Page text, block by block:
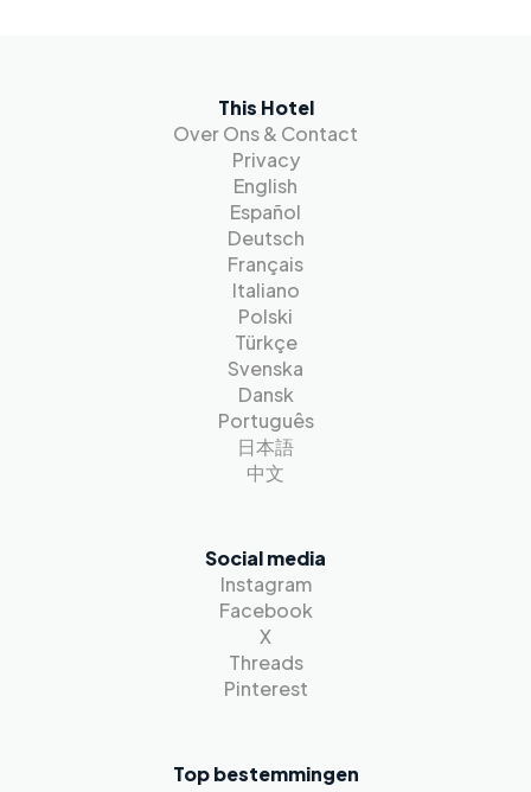
This Hotel
Over Ons & Contact
Privacy
English
Español
Deutsch
Français
Italiano
Polski
Türkçe
Svenska
Dansk
Português
日本語
中文
Social media
Instagram
Facebook
X
Threads
Pinterest
Top bestemmingen